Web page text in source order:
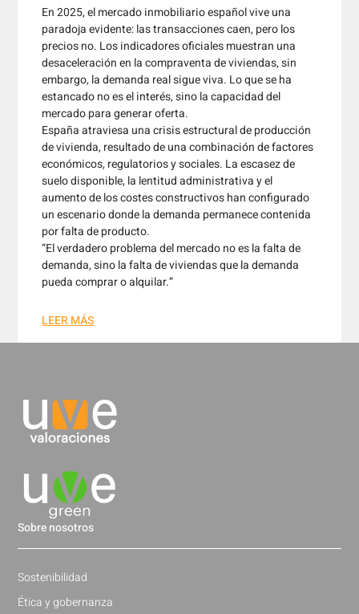
En 2025, el mercado inmobiliario español vive una
paradoja evidente: las transacciones caen, pero los
precios no. Los indicadores oficiales muestran una
desaceleración en la compraventa de viviendas, sin
embargo, la demanda real sigue viva. Lo que se ha
estancado no es el interés, sino la capacidad del
mercado para generar oferta.
España atraviesa una crisis estructural de producción
de vivienda, resultado de una combinación de factores
económicos, regulatorios y sociales. La escasez de
suelo disponible, la lentitud administrativa y el
aumento de los costes constructivos han configurado
un escenario donde la demanda permanece contenida
por falta de producto.
“El verdadero problema del mercado no es la falta de
demanda, sino la falta de viviendas que la demanda
pueda comprar o alquilar.”
LEER MÁS
Sobre nosotros
Sostenibilidad
Ética y gobernanza